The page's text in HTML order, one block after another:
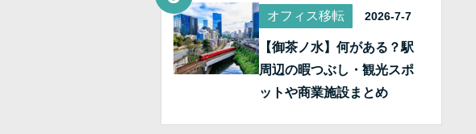
オフィス移転 2026-7-7
【御茶ノ水】何がある？駅
周辺の暇つぶし・観光スポ
ットや商業施設まとめ